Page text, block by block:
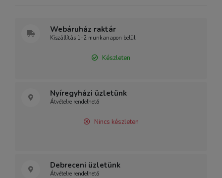
Webáruház raktár
Kiszállítás 1-2 munkanapon belül
Készleten
Nyíregyházi üzletünk
Átvételre rendelhető
Nincs készleten
Debreceni üzletünk
Átvételre rendelhető